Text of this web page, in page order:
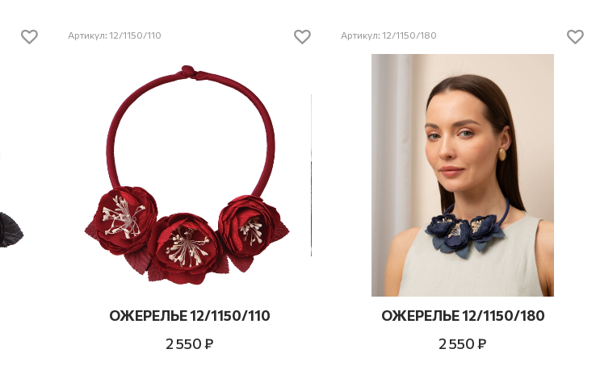
Артикул: 12/1150/110
ОЖЕРЕЛЬЕ 12/1150/110
2 550 ₽
Артикул: 12/1150/180
ОЖЕРЕЛЬЕ 12/1150/180
2 550 ₽